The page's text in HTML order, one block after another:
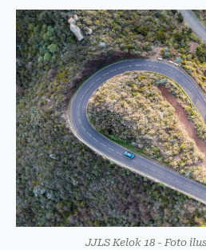
JJLS Kelok 18 - Foto